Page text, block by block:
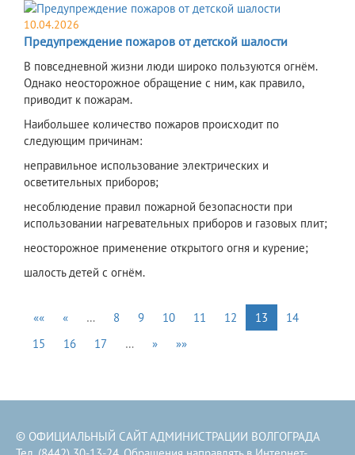
10.04.2026
Предупреждение пожаров от детской шалости
В повседневной жизни люди широко пользуются огнём.
Однако неосторожное обращение с ним, как правило,
приводит к пожарам.
Наибольшее количество пожаров происходит по
следующим причинам:
неправильное использование электрических и
осветительных приборов;
несоблюдение правил пожарной безопасности при
использовании нагревательных приборов и газовых плит;
неосторожное применение открытого огня и курение;
шалость детей с огнём.
«« « … 8 9 10 11 12 13
14
15
16 17 … » »»
© ОФИЦИАЛЬНЫЙ САЙТ АДМИНИСТРАЦИИ ВОЛГОГРАДА